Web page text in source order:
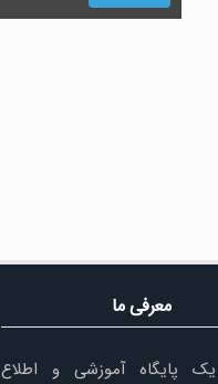
معرفی ما
یک پایگاه آموزشی و اطلاع